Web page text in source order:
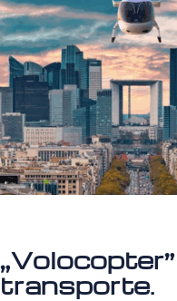
transporte.